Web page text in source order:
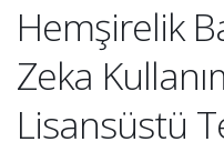
Hemşirelik
Zeka
Lisansüstü